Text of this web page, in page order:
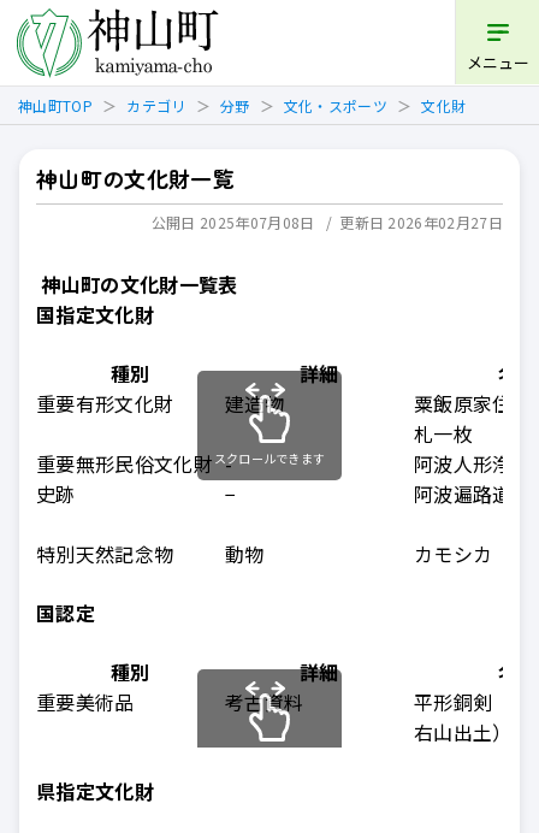
メニュー
神山町TOP カテゴリ 分野 文化・スポーツ 文化財
神山町の文化財一覧
公開日 2025年07月08日 更新日 2026年02月27日
神山町の文化財一覧表
国指定文化財
種別 詳細
名称
重要有形文化財
建造物
粟飯原家住
札一枚
重要無形民俗文化財 -
阿波人形浄瑠
史跡
− 阿波遍路道
特別天然記念物 動物 カモシカ
スクロールできます
国認定
種別 詳細
名称
重要美術品
考古資料
平形銅剣（神
右山出土）
県指定文化財